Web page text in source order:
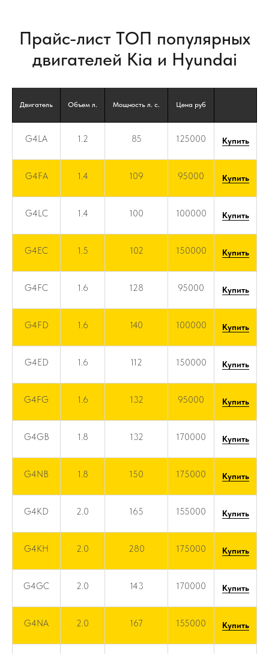
Прайс-лист ТОП популярных
двигателей Kia и Hyundai
Двигатель Объем л. Мощность л. с. Цена руб
G4LA 1.2 85 125000 Купить
G4FA 1.4 109 95000 Купить
G4LC 1.4 100 100000 Купить
G4EC 1.5 102 150000 Купить
G4FC 1.6 128 95000 Купить
G4FD 1.6 140 100000 Купить
G4ED 1.6 112 150000 Купить
G4FG 1.6 132 95000 Купить
G4GB 1.8 132 170000 Купить
G4NB 1.8 150 175000 Купить
G4KD 2.0 165 155000 Купить
G4KH 2.0 280 175000 Купить
G4GC 2.0 143 170000 Купить
G4NA 2.0 167 155000 Купить